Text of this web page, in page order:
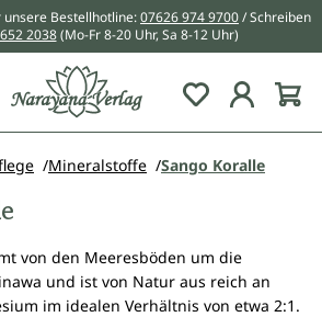
unsere Bestellhotline:07626 974 9700/ Schreiben
2038 (Mo-Fr 8-20 Uhr, Sa 8-12 Uhr)
Du hast 0
Mineralstoffe Sango Koralle
von den Meeresböden um die
und ist von Natur aus reich an
im idealen Verhältnis von etwa 2:1.